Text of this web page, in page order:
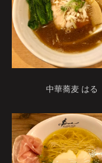
中華蕎麦 はる